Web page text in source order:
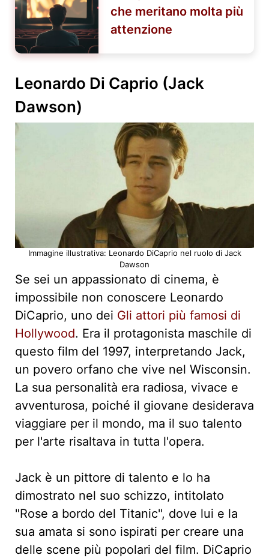
che meritano molta più
attenzione
Leonardo Di Caprio (Jack
Dawson)
Immagine illustrativa: Leonardo DiCaprio nel ruolo di Jack
Dawson
Se sei un appassionato di cinema, è
impossibile non conoscere Leonardo
DiCaprio, uno dei Gli attori più famosi di
Hollywood. Era il protagonista maschile di
questo film del 1997, interpretando Jack,
un povero orfano che vive nel Wisconsin.
La sua personalità era radiosa, vivace e
avventurosa, poiché il giovane desiderava
viaggiare per il mondo, ma il suo talento
per l'arte risaltava in tutta l'opera.
Jack è un pittore di talento e lo ha
dimostrato nel suo schizzo, intitolato
"Rose a bordo del Titanic", dove lui e la
sua amata si sono ispirati per creare una
delle scene più popolari del film. DiCaprio